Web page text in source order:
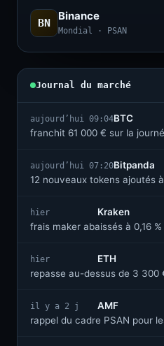
BN
Binance
Mondial · PSAN
Journal du marché
aujourd’hui 09:04BTC
franchit 61 000 € sur la
aujourd’hui 07:20Bitpanda
12 nouveaux tokens ajoutés
hier
Kraken
frais maker abaissés à 0,16 %
hier
ETH
repasse au-dessus de 3 300
il y a 2 j
AMF
rappel du cadre PSAN pour